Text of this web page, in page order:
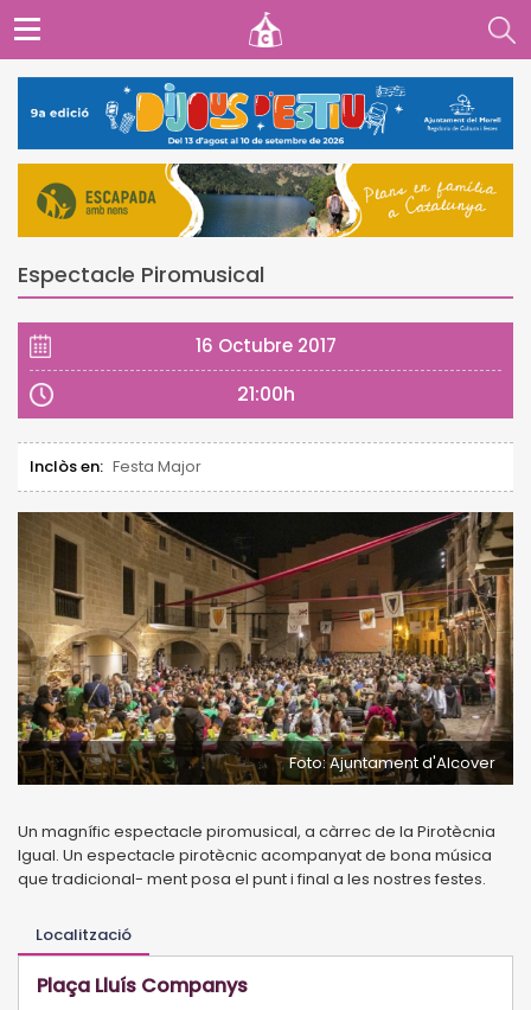
Espectacle Piromusical
16 Octubre 2017
21:00h
Inclòs en: Festa Major
Foto: Ajuntament d'Alcover
Un magnífic espectacle piromusical, a càrrec de la Pirotècnia
Igual. Un espectacle pirotècnic acompanyat de bona música
que tradicional- ment posa el punt i final a les nostres festes.
Localització
Plaça Lluís Companys